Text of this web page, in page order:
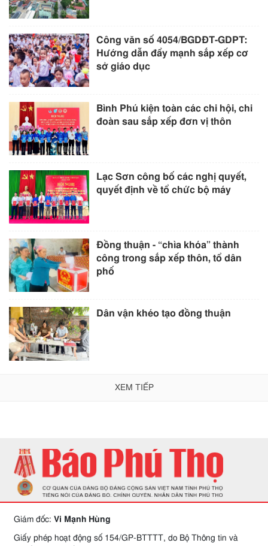
Công văn số 4054/BGDĐT-GDPT:
Hướng dẫn đẩy mạnh sắp xếp cơ
sở giáo dục
Bình Phú kiện toàn các chi hội, chi
đoàn sau sắp xếp đơn vị thôn
Lạc Sơn công bố các nghị quyết,
quyết định về tổ chức bộ máy
Đồng thuận - “chìa khóa” thành
công trong sắp xếp thôn, tổ dân
phố
Dân vận khéo tạo đồng thuận
XEM TIẾP
Giám đốc: Vi Mạnh Hùng
Giấy phép hoạt động số 154/GP-BTTTT, do Bộ Thông tin và